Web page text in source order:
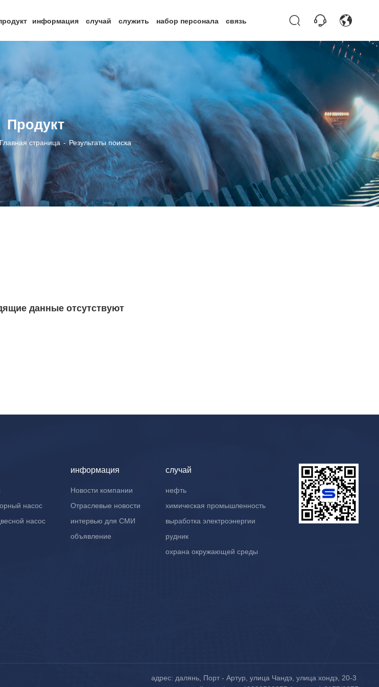
информация случай служить набор персонала
связь
Насос Вертикальный Подвесной Насос Прочее
Продукт
страница - Результаты поиска
данные отсутствуют
насос
насос
информация
Новости компании
Отраслевые новости
интервью для СМИ
объявление
случай
нефть
химическая промышленность
выработка электроэнергии
рудник
охрана окружающей среды
адрес: далянь, Порт - Артур, улица Чандэ, улица хондэ, 20-3